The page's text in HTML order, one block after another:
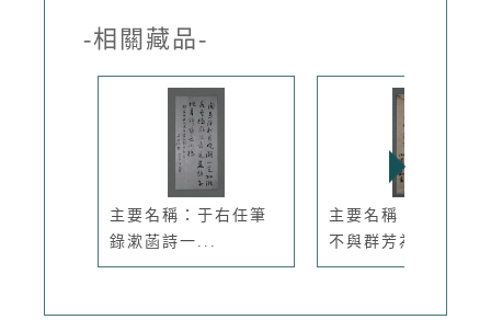
-相關藏品-
主要名稱：于右任筆
錄漱菡詩一...
主要名稱：無題名：
不與群芳為...